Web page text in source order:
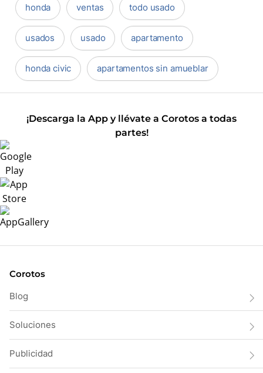
honda ventas todo usado
usados usado apartamento
honda civic apartamentos sin amueblar
¡Descarga la App y llévate a Corotos a todas
partes!
Corotos
Blog
Soluciones
Publicidad